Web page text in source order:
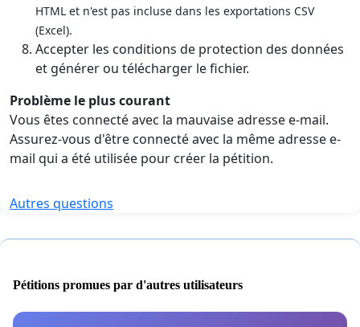
HTML et n'est pas incluse dans les exportations CSV
(Excel).
Accepter les conditions de protection des données
et générer ou télécharger le fichier.
Problème le plus courant
Vous êtes connecté avec la mauvaise adresse e-mail.
Assurez-vous d'être connecté avec la même adresse e-
mail qui a été utilisée pour créer la pétition.
Autres questions
Pétitions promues par d'autres utilisateurs